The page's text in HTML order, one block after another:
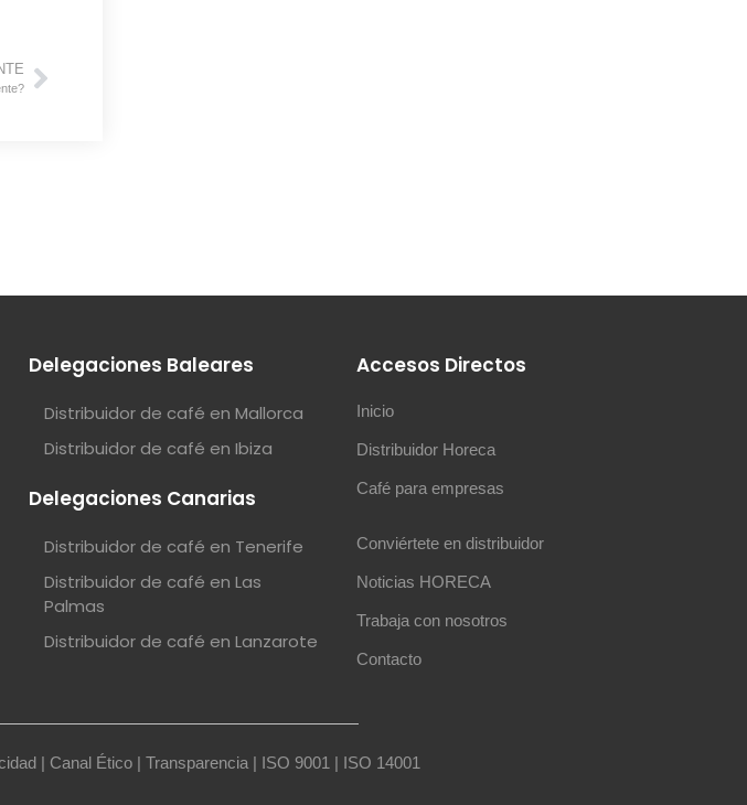
Delegaciones Baleares
Distribuidor de café en Mallorca
Distribuidor de café en Ibiza
Delegaciones Canarias
Distribuidor de café en Tenerife
Distribuidor de café en Las
Palmas
Distribuidor de café en Lanzarote
Accesos Directos
Inicio
Distribuidor Horeca
Café para empresas
Conviértete en distribuidor
Noticias HORECA
Trabaja con nosotros
Contacto
| Canal Ético| Transparencia| ISO 9001 | ISO 14001